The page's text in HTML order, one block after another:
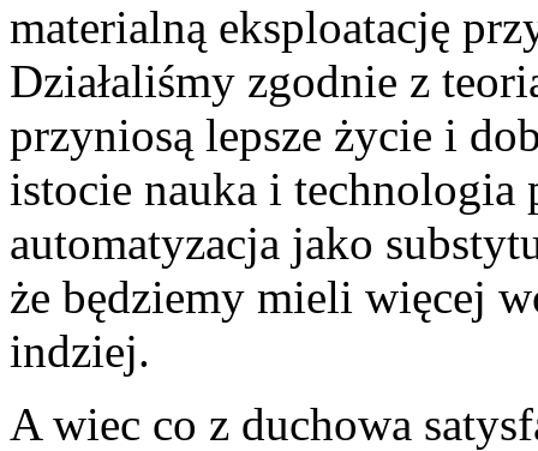
materialną eksploatację
Działaliśmy zgodnie z
przyniosą lepsze życie i
istocie nauka i technologia
automatyzacja jako
że będziemy mieli więcej
indziej.
A wiec co z duchowa